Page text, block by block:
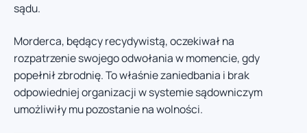
sądu.
Morderca, będący recydywistą, oczekiwał na
rozpatrzenie swojego odwołania w momencie, gdy
popełnił zbrodnię. To właśnie zaniedbania i brak
odpowiedniej organizacji w systemie sądowniczym
umożliwiły mu pozostanie na wolności.